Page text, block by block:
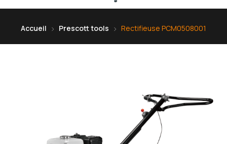
Accueil Prescott tools Rectifieuse PCM0508001